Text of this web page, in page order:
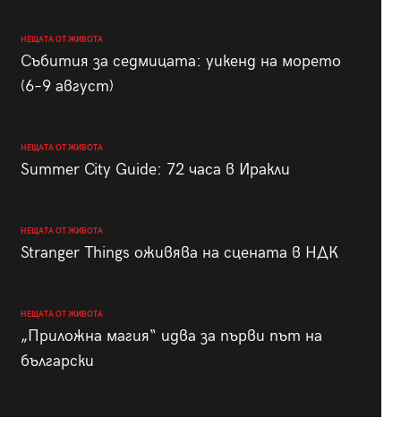
НЕЩАТА ОТ ЖИВОТА
Събития за седмицата: уикенд на морето
(6–9 август)
НЕЩАТА ОТ ЖИВОТА
Summer City Guide: 72 часа в Иракли
НЕЩАТА ОТ ЖИВОТА
Stranger Things оживява на сцената в НДК
НЕЩАТА ОТ ЖИВОТА
„Приложна магия“ идва за първи път на
български